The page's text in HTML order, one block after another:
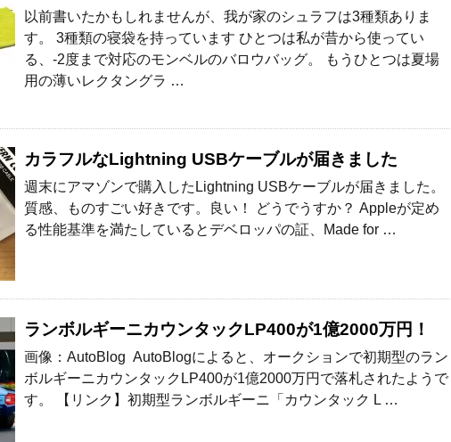
以前書いたかもしれませんが、我が家のシュラフは3種類ありま
す。 3種類の寝袋を持っています ひとつは私が昔から使ってい
る、-2度まで対応のモンベルのバロウバッグ。 もうひとつは夏場
用の薄いレクタングラ …
カラフルなLightning USBケーブルが届きました
週末にアマゾンで購入したLightning USBケーブルが届きました。
質感、ものすごい好きです。良い！ どうでうすか？ Appleが定め
る性能基準を満たしているとデベロッパの証、Made for …
ランボルギーニカウンタックLP400が1億2000万円！
画像：AutoBlog AutoBlogによると、オークションで初期型のラン
ボルギーニカウンタックLP400が1億2000万円で落札されたようで
す。 【リンク】初期型ランボルギーニ「カウンタック L …